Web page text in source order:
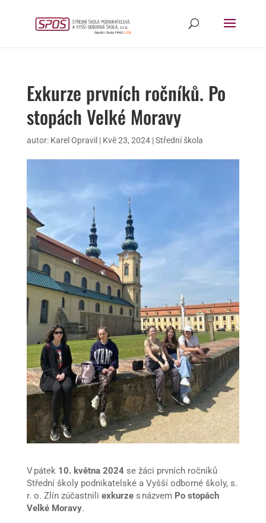
Exkurze prvních ročníků. Po
stopách Velké Moravy
autor: Karel Opravil | Kvě 23, 2024|Střední škola
V pátek 10. května 2024se žáci prvních ročníků
Střední školy podnikatelské a Vyšší odborné školy, s.
r. o. Zlín zúčastnili exkurzes názvem Po stopách
Velké Moravy.